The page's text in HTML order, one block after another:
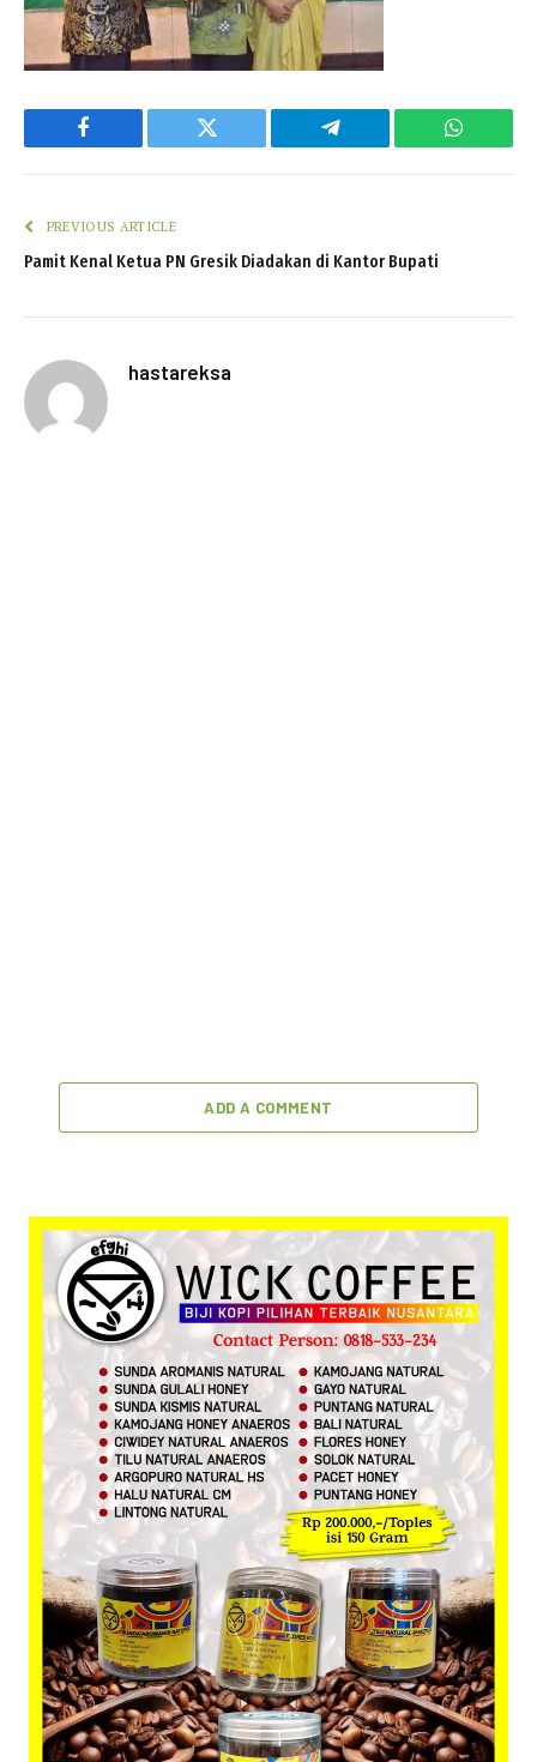
Facebook Twitter Telegram
PREVIOUS ARTICLE
Pamit Kenal Ketua PN Gresik Diadakan di Kantor Bupati
hastareksa
ADD A COMMENT